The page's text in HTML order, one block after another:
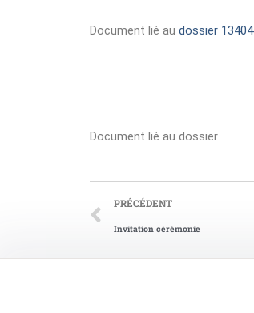
Document lié au dossier 13404
Document lié au dossier
PRÉCÉDENT
Invitation cérémonie